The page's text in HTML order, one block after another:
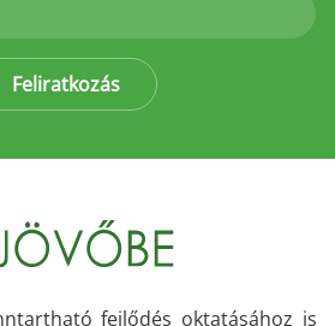
Feliratkozás
fejlődés oktatásához is